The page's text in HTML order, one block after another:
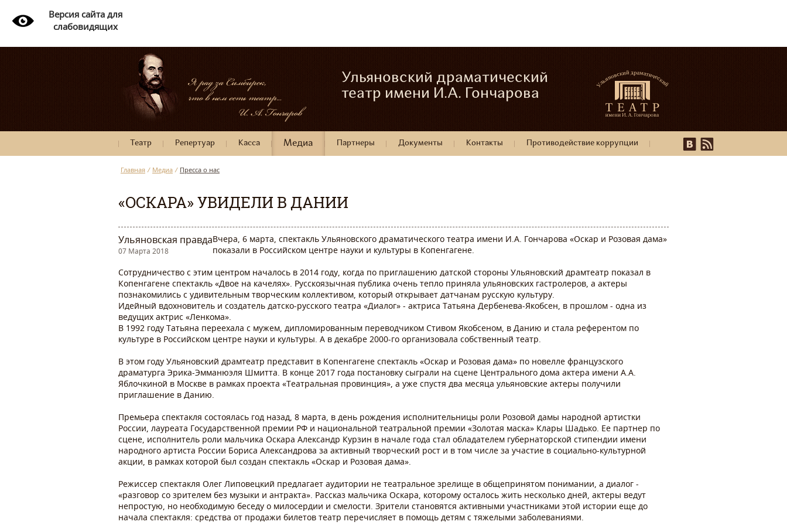
Версия сайта для
слабовидящих
Ульяновский драматический
театр имени И.А. Гончарова
Театр Репертуар Касса Медиа Партнеры Документы Контакты Противодействие коррупции
Главная / Медиа / Пресса о нас
«ОСКАРА» УВИДЕЛИ В ДАНИИ
Ульяновская правда
07 Марта 2018
Вчера, 6 марта, спектакль Ульяновского драматического театра имени И.А. Гончарова «Оскар и Розовая дама»
показали в Российском центре науки и культуры в Копенгагене.
Сотрудничество с этим центром началось в 2014 году, когда по приглашению датской стороны Ульяновский драмтеатр показал в
Копенгагене спектакль «Двое на качелях». Русскоязычная публика очень тепло приняла ульяновских гастролеров, а актеры
познакомились с удивительным творческим коллективом, который открывает датчанам русскую культуру.
Идейный вдохновитель и создатель датско-русского театра «Диалог» - актриса Татьяна Дербенева-Якобсен, в прошлом - одна из
ведущих актрис «Ленкома».
В 1992 году Татьяна переехала с мужем, дипломированным переводчиком Стивом Якобсеном, в Данию и стала референтом по
культуре в Российском центре науки и культуры. А в декабре 2000-го организовала собственный театр.
В этом году Ульяновский драмтеатр представит в Копенгагене спектакль «Оскар и Розовая дама» по новелле французского
драматурга Эрика-Эмманюэля Шмитта. В конце 2017 года постановку сыграли на сцене Центрального дома актера имени А.А.
Яблочкиной в Москве в рамках проекта «Театральная провинция», а уже спустя два месяца ульяновские актеры получили
приглашение в Данию.
Премьера спектакля состоялась год назад, 8 марта, в день рождения исполнительницы роли Розовой дамы народной артистки
России, лауреата Государственной премии РФ и национальной театральной премии «Золотая маска» Клары Шадько. Ее партнер по
сцене, исполнитель роли мальчика Оскара Александр Курзин в начале года стал обладателем губернаторской стипендии имени
народного артиста России Бориса Александрова за активный творческий рост и в том числе за участие в социально-культурной
акции, в рамках которой был создан спектакль «Оскар и Розовая дама».
Режиссер спектакля Олег Липовецкий предлагает аудитории не театральное зрелище в общепринятом понимании, а диалог -
«разговор со зрителем без музыки и антракта». Рассказ мальчика Оскара, которому осталось жить несколько дней, актеры ведут
непростую, но необходимую беседу о милосердии и смелости. Зрители становятся активными участниками этой истории еще до
начала спектакля: средства от продажи билетов театр перечисляет в помощь детям с тяжелыми заболеваниями.